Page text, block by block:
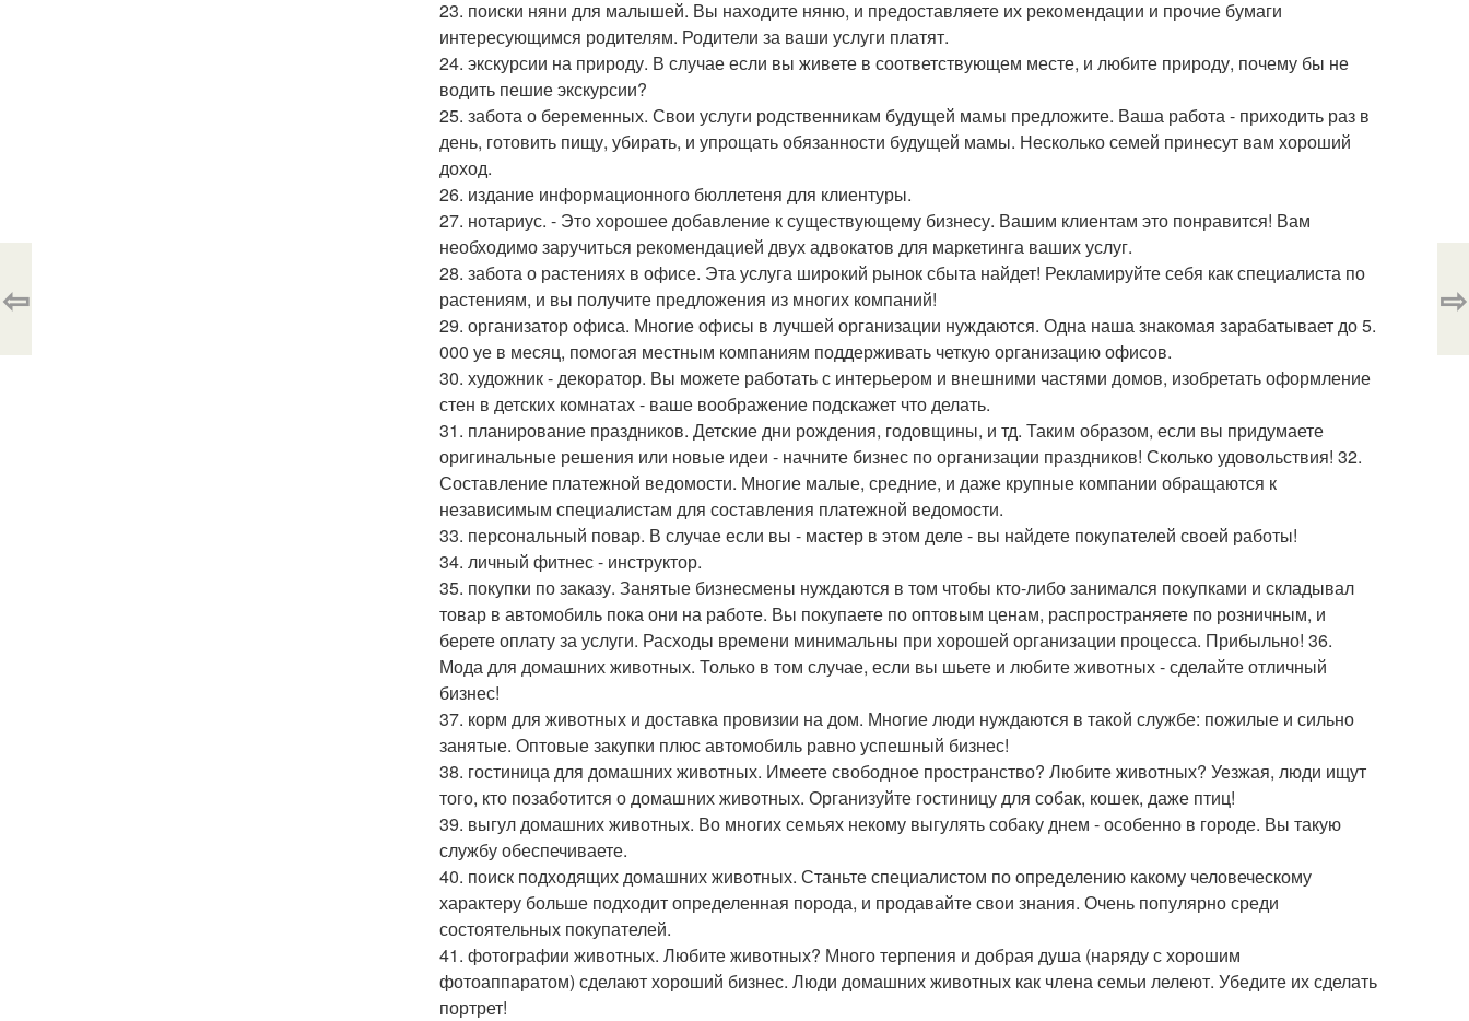
23. поиски няни для малышей. Вы находите няню, и предоставляете их рекомендации и прочие бумаги
интересующимся родителям. Родители за ваши услуги платят.
24. экскурсии на природу. В случае если вы живете в соответствующем месте, и любите природу, почему бы не
водить пешие экскурсии?
25. забота о беременных. Свои услуги родственникам будущей мамы предложите. Ваша работа - приходить раз в
день, готовить пищу, убирать, и упрощать обязанности будущей мамы. Несколько семей принесут вам хороший
доход.
26. издание информационного бюллетеня для клиентуры.
27. нотариус. - Это хорошее добавление к существующему бизнесу. Вашим клиентам это понравится! Вам
необходимо заручиться рекомендацией двух адвокатов для маркетинга ваших услуг.
28. забота о растениях в офисе. Эта услуга широкий рынок сбыта найдет! Рекламируйте себя как специалиста по
растениям, и вы получите предложения из многих компаний!
29. организатор офиса. Многие офисы в лучшей организации нуждаются. Одна наша знакомая зарабатывает до 5.
000 уе в месяц, помогая местным компаниям поддерживать четкую организацию офисов.
30. художник - декоратор. Вы можете работать с интерьером и внешними частями домов, изобретать оформление
стен в детских комнатах - ваше воображение подскажет что делать.
31. планирование праздников. Детские дни рождения, годовщины, и тд. Таким образом, если вы придумаете
оригинальные решения или новые идеи - начните бизнес по организации праздников! Сколько удовольствия! 32.
Составление платежной ведомости. Многие малые, средние, и даже крупные компании обращаются к
независимым специалистам для составления платежной ведомости.
33. персональный повар. В случае если вы - мастер в этом деле - вы найдете покупателей своей работы!
34. личный фитнес - инструктор.
35. покупки по заказу. Занятые бизнесмены нуждаются в том чтобы кто-либо занимался покупками и складывал
товар в автомобиль пока они на работе. Вы покупаете по оптовым ценам, распространяете по розничным, и
берете оплату за услуги. Расходы времени минимальны при хорошей организации процесса. Прибыльно! 36.
Мода для домашних животных. Только в том случае, если вы шьете и любите животных - сделайте отличный
бизнес!
37. корм для животных и доставка провизии на дом. Многие люди нуждаются в такой службе: пожилые и сильно
занятые. Оптовые закупки плюс автомобиль равно успешный бизнес!
38. гостиница для домашних животных. Имеете свободное пространство? Любите животных? Уезжая, люди ищут
того, кто позаботится о домашних животных. Организуйте гостиницу для собак, кошек, даже птиц!
39. выгул домашних животных. Во многих семьях некому выгулять собаку днем - особенно в городе. Вы такую
службу обеспечиваете.
40. поиск подходящих домашних животных. Станьте специалистом по определению какому человеческому
характеру больше подходит определенная порода, и продавайте свои знания. Очень популярно среди
состоятельных покупателей.
41. фотографии животных. Любите животных? Много терпения и добрая душа (наряду с хорошим
фотоаппаратом) сделают хороший бизнес. Люди домашних животных как члена семьи лелеют. Убедите их сделать
портрет!
⇦ ⇨